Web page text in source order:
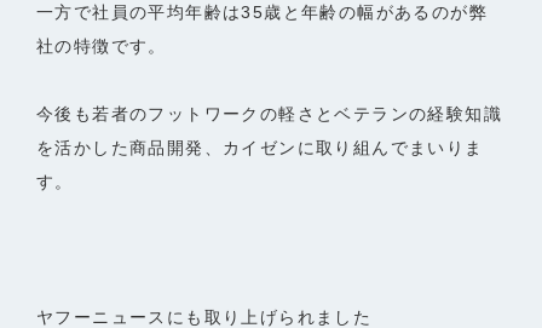
一方で社員の平均年齢は35歳と年齢の幅があるのが弊
社の特徴です。
今後も若者のフットワークの軽さとベテランの経験知識
を活かした商品開発、カイゼンに取り組んでまいりま
す。
ヤフーニュースにも取り上げられました